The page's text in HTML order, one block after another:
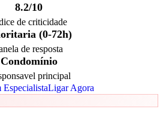
8.2/10
de criticidade
(0-72h)
de resposta
Condomínio
principal
EspecialistaLigar Agora